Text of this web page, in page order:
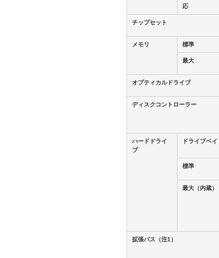
応
チップセット
メモリ 標準
最大
オプティカルドライブ
ディスクコントローラー
ハードドライ
ブ
ドライブベイ
標準
最大（内蔵）
拡張バス （注1）